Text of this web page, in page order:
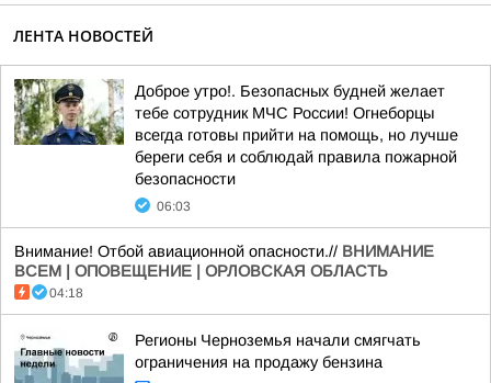
ЛЕНТА НОВОСТЕЙ
Доброе утро!. Безопасных будней желает
тебе сотрудник МЧС России! Огнеборцы
всегда готовы прийти на помощь, но лучше
береги себя и соблюдай правила пожарной
безопасности
06:03
Внимание! Отбой авиационной опасности.// ВНИМАНИЕ
ВСЕМ | ОПОВЕЩЕНИЕ | ОРЛОВСКАЯ ОБЛАСТЬ
04:18
Регионы Черноземья начали смягчать
ограничения на продажу бензина